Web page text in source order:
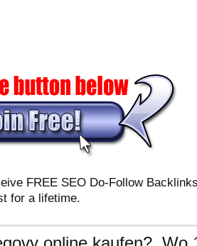
FREE SEO Do-Follow
for a lifetime.